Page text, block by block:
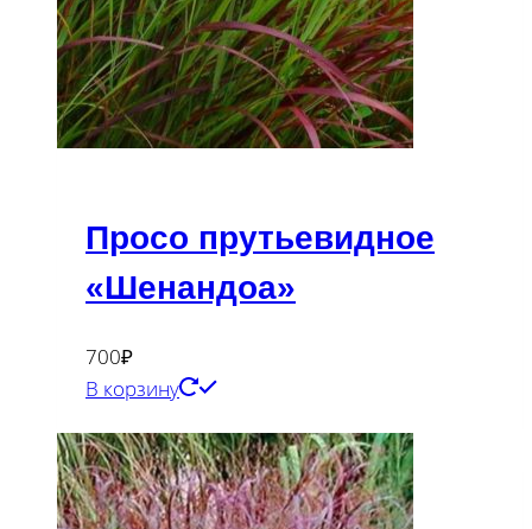
Просо прутьевидное
«Шенандоа»
700₽
В корзину